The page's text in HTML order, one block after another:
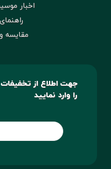
اخبار
مقایسه
جهت اطلاع از
را وارد نمایید